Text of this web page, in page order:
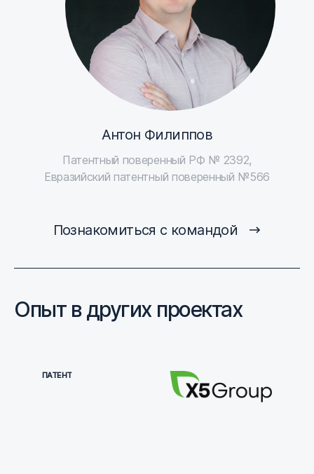
Антон Филиппов
Патентный поверенный РФ № 2392,
Евразийский патентный поверенный №566
Познакомиться с командой
Опыт в других проектах
ПАТЕНТ